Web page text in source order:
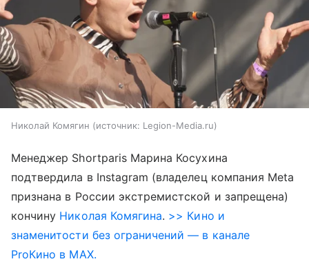
Николай Комягин источник: Legion-Media.ru
Менеджер Shortparis Марина Косухина
подтвердила в Instagram (владелец компания Meta
признана в России экстремистской и запрещена)
кончину Николая Комягина. >> Кино и
знаменитости без ограничений — в канале
ProКино в MAX.